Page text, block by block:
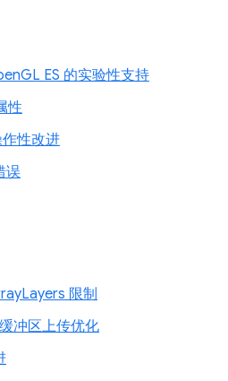
ES 的实验性支持
性
性改进
误
限制
冲区上传优化